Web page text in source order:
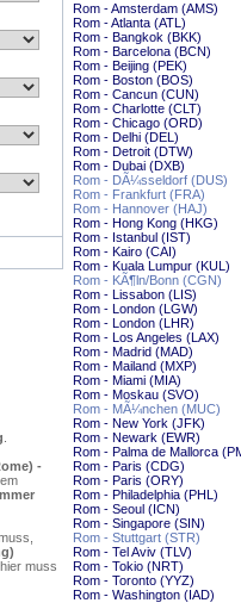
-
muss
Rom - Amsterdam (AMS)
Rom - Atlanta (ATL)
Rom - Bangkok (BKK)
Rom - Barcelona (BCN)
Rom - Beijing (PEK)
Rom - Boston (BOS)
Rom - Cancun (CUN)
Rom - Charlotte (CLT)
Rom - Chicago (ORD)
Rom - Delhi (DEL)
Rom - Detroit (DTW)
Rom - Dubai (DXB)
Rom - DÃ¼sseldorf (DUS)
Rom - Frankfurt (FRA)
Rom - Hannover (HAJ)
Rom - Hong Kong (HKG)
Rom - Istanbul (IST)
Rom - Kairo (CAI)
Rom - Kuala Lumpur (KUL)
Rom - KÃ¶ln/Bonn (CGN)
Rom - Lissabon (LIS)
Rom - London (LGW)
Rom - London (LHR)
Rom - Los Angeles (LAX)
Rom - Madrid (MAD)
Rom - Mailand (MXP)
Rom - Miami (MIA)
Rom - Moskau (SVO)
Rom - MÃ¼nchen (MUC)
Rom - New York (JFK)
Rom - Newark (EWR)
Rom - Palma de Mallorca
Rom - Paris (CDG)
Rom - Paris (ORY)
Rom - Philadelphia (PHL)
Rom - Seoul (ICN)
Rom - Singapore (SIN)
Rom - Stuttgart (STR)
Rom - Tel Aviv (TLV)
Rom - Tokio (NRT)
Rom - Toronto (YYZ)
Rom - Washington (IAD)